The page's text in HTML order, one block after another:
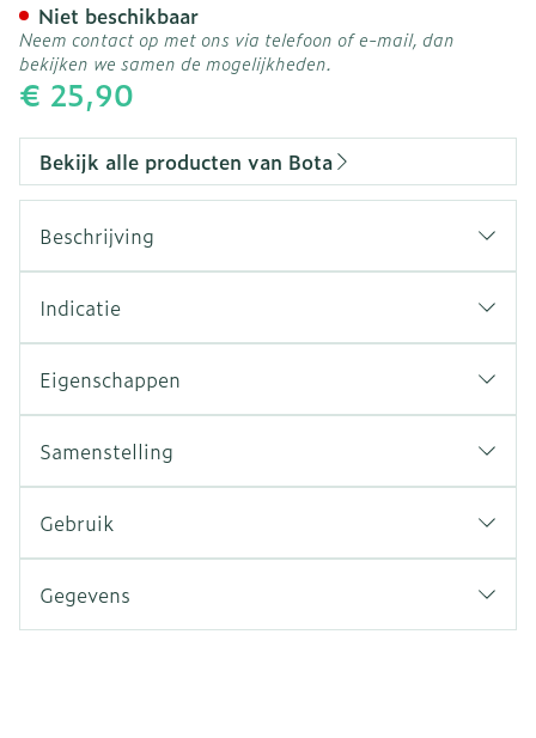
€ 25,90
Niet beschikbaar
Neem contact op met ons via telefoon of e-mail, dan
bekijken we samen de mogelijkheden.
Bekijk alle producten van Bota
Beschrijving
Indicatie
Eigenschappen
Samenstelling
Gebruik
Gegevens